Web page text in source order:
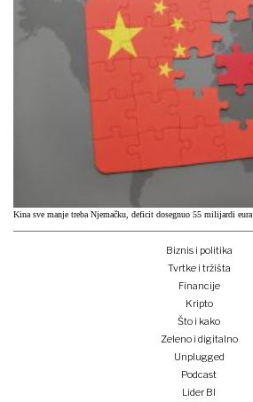
Kina sve manje treba Njemačku, deficit dosegnuo 55 milijardi eura
Biznis i politika
Tvrtke i tržišta
Financije
Kripto
Što i kako
Zeleno i digitalno
Unplugged
Podcast
Lider BI